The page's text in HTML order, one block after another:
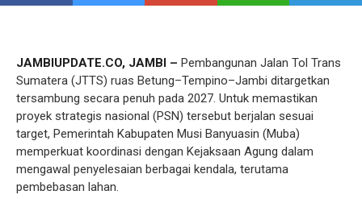
JAMBIUPDATE.CO, JAMBI – Pembangunan Jalan Tol Trans
Sumatera (JTTS) ruas Betung–Tempino–Jambi ditargetkan
tersambung secara penuh pada 2027. Untuk memastikan
proyek strategis nasional (PSN) tersebut berjalan sesuai
target, Pemerintah Kabupaten Musi Banyuasin (Muba)
memperkuat koordinasi dengan Kejaksaan Agung dalam
mengawal penyelesaian berbagai kendala, terutama
pembebasan lahan.